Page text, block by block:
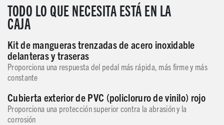
TODO LO QUE NECESITA ESTÁ EN LA
CAJA
Kit de mangueras trenzadas de acero inoxidable
delanteras y traseras
Proporciona una respuesta del pedal más rápida, más firme y más
constante
Cubierta exterior de PVC (policloruro de vinilo) rojo
Proporciona una protección superior contra la abrasión y la
corrosión